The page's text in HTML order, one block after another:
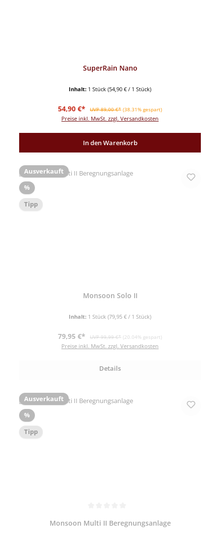
SuperRain Nano
Inhalt: 1 Stück (54,90 € / 1 Stück)
Verkaufspreis:
54,90 €* Regulärer Preis:
UVP 89,00 €* (38.31% gespart)
Preise inkl. MwSt. zzgl. Versandkosten
In den Warenkorb
Ausverkauft
%Rabatt
Tipp
Monsoon Solo II
Inhalt: 1 Stück (79,95 € / 1 Stück)
Verkaufspreis:
79,95 €* Regulärer Preis:
UVP 99,99 €* (20.04% gespart)
Preise inkl. MwSt. zzgl. Versandkosten
Details
Ausverkauft
%Rabatt
Tipp
Monsoon Multi II Beregnungsanlage